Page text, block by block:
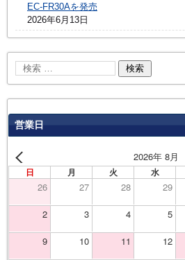
EC-FR30Aを発売
2026年6月13日
営業日
2026年 8月
日 月 火 水
26 27 28 29
2 3 4 5
9 10 11 12